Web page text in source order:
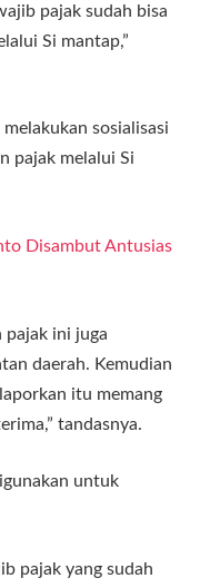
pajak sudah bisa
Si mantap,”
sosialisasi
pajak melalui Si
Disambut Antusias
pajak ini juga
daerah. Kemudian
itu memang
tandasnya.
untuk
pajak yang sudah